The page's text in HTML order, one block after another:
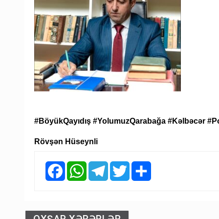
#BöyükQayıdış #YolumuzQarabağa #Kəlbəcər
Rövşən Hüseynli
FacebookWhatsAppTelegramTwitter